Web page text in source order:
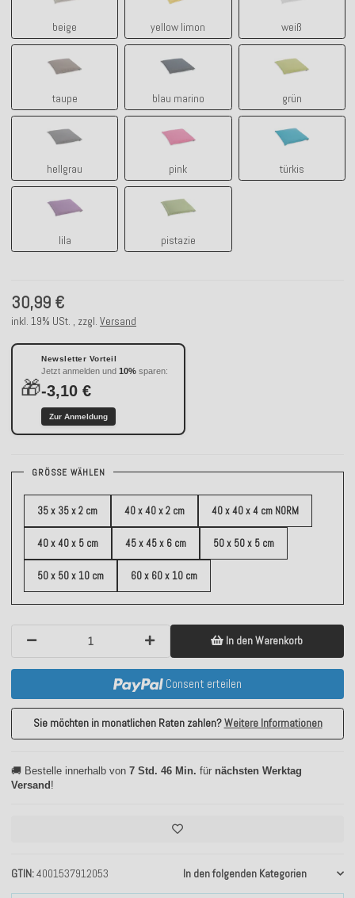
GTIN 4001537912053 In den folgenden Kategorien
beige yellow limon weiß
taupe blau marino grün
hellgrau pink türkis
lila pistazie
30,99 €
inkl. 19% USt. , zzgl. Versand
🎁
Newsletter Vorteil
Jetzt anmelden und 10% sparen:
-3,10 €
Zur Anmeldung
GRÖSSE WÄHLEN
35 x 35 x 2 cm 40 x 40 x 2 cm 40 x 40 x 4 cm NORM
40 x 40 x 5 cm 45 x 45 x 6 cm 50 x 50 x 5 cm
50 x 50 x 10 cm 60 x 60 x 10 cm
In den Warenkorb
Consent erteilen
Sie möchten in monatlichen Raten zahlen?Weitere Informationen
🚚 Bestelle innerhalb von 7 Std. 46 Min. für nächsten Werktag
Versand !